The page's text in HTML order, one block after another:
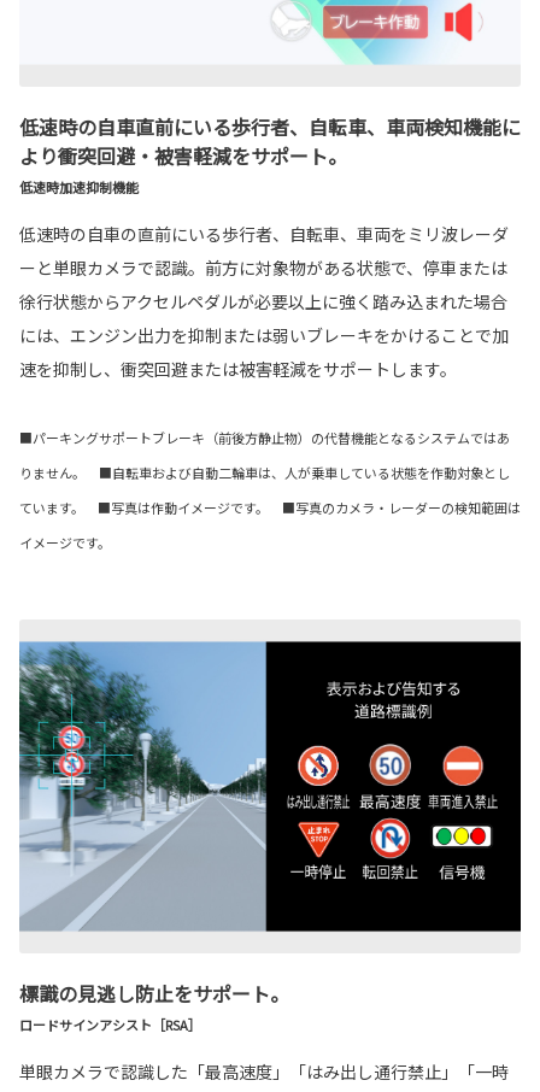
低速時の自車直前にいる歩行者、自転車、車両検知機能に
より衝突回避・被害軽減をサポート。
低速時加速抑制機能
低速時の自車の直前にいる歩行者、自転車、車両をミリ波レーダ
ーと単眼カメラで認識。前方に対象物がある状態で、停車または
徐行状態からアクセルペダルが必要以上に強く踏み込まれた場合
には、エンジン出力を抑制または弱いブレーキをかけることで加
速を抑制し、衝突回避または被害軽減をサポートします。
■パーキングサポートブレーキ（前後方静止物）の代替機能となるシステムではあ
りません。 ■自転車および自動二輪車は、人が乗車している状態を作動対象とし
ています。 ■写真は作動イメージです。 ■写真のカメラ・レーダーの検知範囲は
イメージです。
標識の見逃し防止をサポート。
ロードサインアシスト［RSA］
単眼カメラで認識した「最高速度」「はみ出し通行禁止」「一時